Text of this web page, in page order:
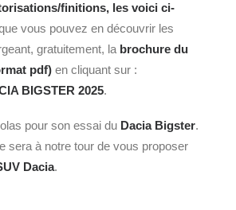
finitions, les voici ci-
vous pouvez en découvrir les
gratuitement, la brochure du
pdf) en cliquant sur :
BIGSTER 2025.
pour son essai du Dacia Bigster.
sera à notre tour de vous proposer
Dacia.